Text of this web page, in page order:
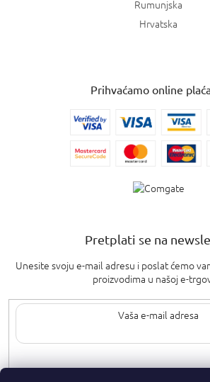
Rumunjska
Hrvatska
Prihvaćamo online
Pretplati se na
Unesite svoju e-mail adresu i poslat ćemo
proizvodima u našoj e-
Upisom svoje e-pošte pristajete na